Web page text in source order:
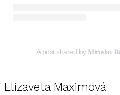
A post shared by 𝐌𝐢𝐫𝐨𝐬𝐥𝐚𝐯
Elizaveta Maximová